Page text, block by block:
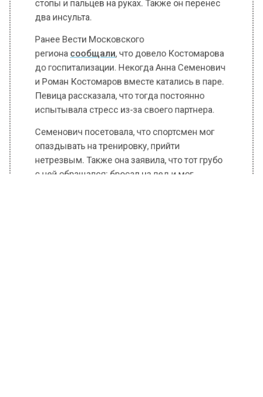
два инсульта.
Ранее Вести Московского
регионасообщали, что довело Костомарова
до госпитализации. Некогда Анна Семенович
и Роман Костомаров вместе катались в паре.
Певица рассказала, что тогда постоянно
испытывала стресс из-за своего партнера.
Семенович посетовала, что спортсмен мог
опаздывать на тренировку, прийти
нетрезвым. Также она заявила, что тот грубо